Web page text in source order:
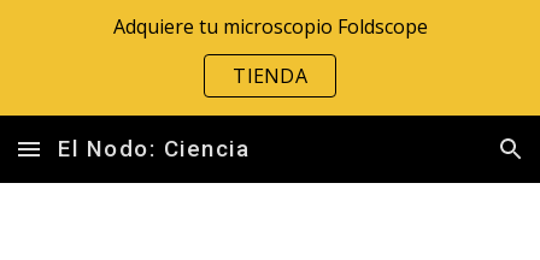
Skip to main content Skip to navigation
Adquiere tu microscopio Foldscope
TIENDA
El Nodo: Ciencia